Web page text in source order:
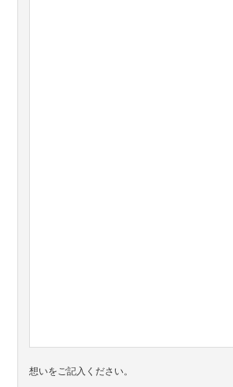
想いをご記入ください。